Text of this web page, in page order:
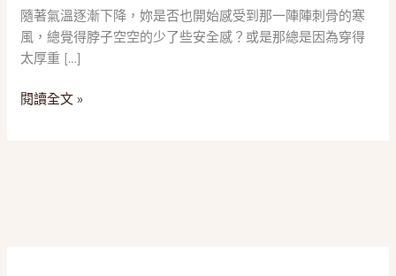
隨著氣溫逐漸下降，妳是否也開始感受到那一陣陣刺骨的寒
風，總覺得脖子空空的少了些安全感？或是那總是因為穿得
太厚重 […]
韓
系
針
到
閱讀全文 »